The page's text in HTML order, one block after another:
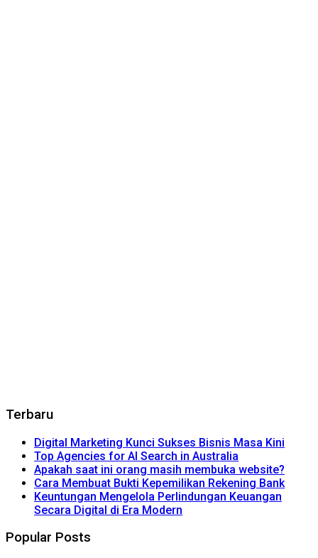
Terbaru
Digital Marketing Kunci Sukses Bisnis Masa Kini
Top Agencies for AI Search in Australia
Apakah saat ini orang masih membuka website?
Cara Membuat Bukti Kepemilikan Rekening Bank
Keuntungan Mengelola Perlindungan Keuangan
Secara Digital di Era Modern
Popular Posts